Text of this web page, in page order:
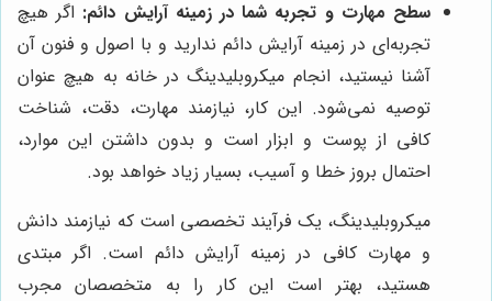
سطح مهارت و تجربه شما در زمینه آرایش دائم: اگر هیچ
تجربه‌ای در زمینه آرایش دائم ندارید و با اصول و فنون آن
آشنا نیستید، انجام میکروبلیدینگ در خانه به هیچ عنوان
توصیه نمی‌شود. این کار، نیازمند مهارت، دقت، شناخت
کافی از پوست و ابزار است و بدون داشتن این موارد،
احتمال بروز خطا و آسیب، بسیار زیاد خواهد بود.
میکروبلیدینگ، یک فرآیند تخصصی است که نیازمند دانش
و مهارت کافی در زمینه آرایش دائم است. اگر مبتدی
هستید، بهتر است این کار را به متخصصان مجرب